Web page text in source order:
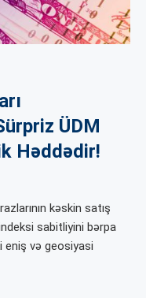
ÜDM
Həddədir!
kəskin satış
sabitliyini bərpa
eniş və geosiyasi